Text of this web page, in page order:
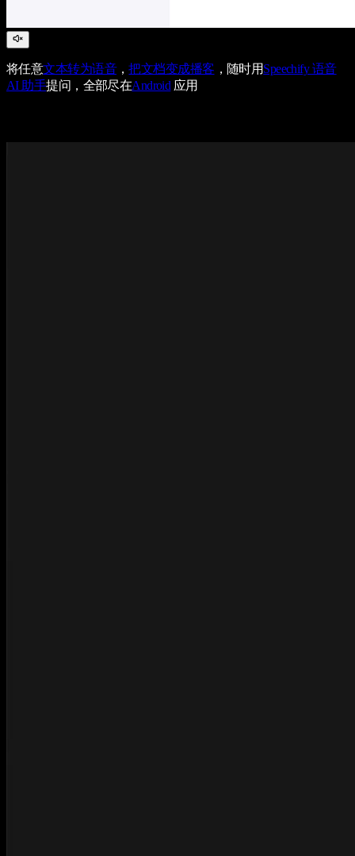
将任意文本转为语音，把文档变成播客 ，随时用Speechify 语音
AI 助手提问，全部尽在Android 应用